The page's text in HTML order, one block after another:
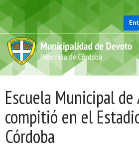
Escuela Municipal
compitió en el
Córdoba